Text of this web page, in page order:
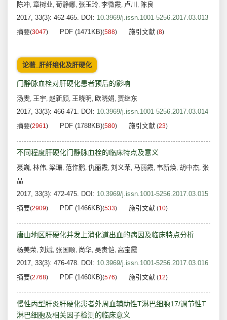
陈冲, 章树业, 荀静娜, 张玉玲, 李微霞, 卢川 , 陈良
2017, 33(3): 462-465. DOI: 10.3969/j.issn.1001-5256.2017.03.013
摘要(3047) PDF (1471KB)(588) 施引文献 (8)
论著_肝纤维化及肝硬化
门静脉血栓对肝硬化患者预后的影响
汤雯, 王宇, 赵新颜, 王晓明 , 欧晓娟, 贾继东
2017, 33(3): 466-471. DOI: 10.3969/j.issn.1001-5256.2017.03.014
摘要(2961) PDF (1788KB)(580) 施引文献 (23)
不同程度肝硬化门静脉血栓的临床特点及意义
聂巍, 林伟, 梁珊, 范作鹏, 仇丽霞, 刘义荣, 马丽霞, 韦新焕, 胡中杰, 张
晶
2017, 33(3): 472-475. DOI: 10.3969/j.issn.1001-5256.2017.03.015
摘要(2909) PDF (1466KB)(533) 施引文献 (10)
唐山地区肝硬化并发上消化道出血的病因及临床特点分析
杨美荣, 刘斌, 张国顺, 尚华, 吴贵恺, 高宝霞
2017, 33(3): 476-478. DOI: 10.3969/j.issn.1001-5256.2017.03.016
摘要(2768) PDF (1460KB)(576) 施引文献 (12)
慢性丙型肝炎肝硬化患者外周血辅助性T淋巴细胞17/调节性T
淋巴细胞及相关因子检测的临床意义